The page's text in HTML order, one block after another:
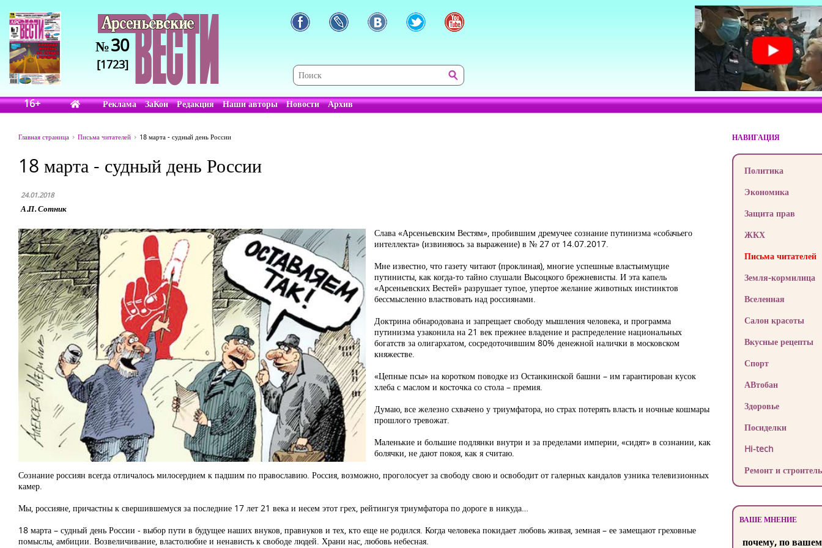
№30
[1723]
16+ Реклама ЗаКон Редакция Наши авторы Новости Архив
Главная страница Письма читателей 18 марта - судный день России
18 марта - судный день России
24.01.2018
А.П. Сотник
Слава «Арсеньевским Вестям», пробившим дремучее сознание путинизма «собачьего
интеллекта» (извиняюсь за выражение) в № 27 от 14.07.2017.
Мне известно, что газету читают (проклиная), многие успешные властьимущие
путинисты, как когда-то тайно слушали Высоцкого брежневисты. И эта капель
«Арсеньевских Вестей» разрушает тупое, упертое желание животных инстинктов
бессмысленно властвовать над россиянами.
Доктрина обнародована и запрещает свободу мышления человека, и программа
путинизма узаконила на 21 век прежнее владение и распределение национальных
богатств за олигархатом, сосредоточившим 80% денежной налички в московском
княжестве.
«Цепные псы» на коротком поводке из Останкинской башни – им гарантирован кусок
хлеба с маслом и косточка со стола – премия.
Думаю, все железно схвачено у триумфатора, но страх потерять власть и ночные кошмары
прошлого тревожат.
Маленькие и большие подлянки внутри и за пределами империи, «сидят» в сознании, как
болячки, не дают покоя, как я считаю.
Сознание россиян всегда отличалось милосердием к падшим по православию. Россия, возможно, проголосует за свободу свою и освободит от галерных кандалов узника телевизионных
камер.
Мы, россияне, причастны к свершившемуся за последние 17 лет 21 века и несем этот грех, рейтингуя триумфатора по дороге в никуда…
18 марта – судный день России - выбор пути в будущее наших внуков, правнуков и тех, кто еще не родился. Когда человека покидает любовь живая, земная – ее замещают греховные
помыслы, амбиции. Возвеличивание, властолюбие и ненависть к свободе людей. Храни нас, любовь небесная.
НАВИГАЦИЯ
Политика
Экономика
Защита прав
ЖКХ
Письма читателей
Земля-кормилица
Вселенная
Салон красоты
Вкусные рецепты
Спорт
АВтобан
Здоровье
Посиделки
Hi-tech
Ремонт и
ВАШЕ МНЕНИЕ
почему, по